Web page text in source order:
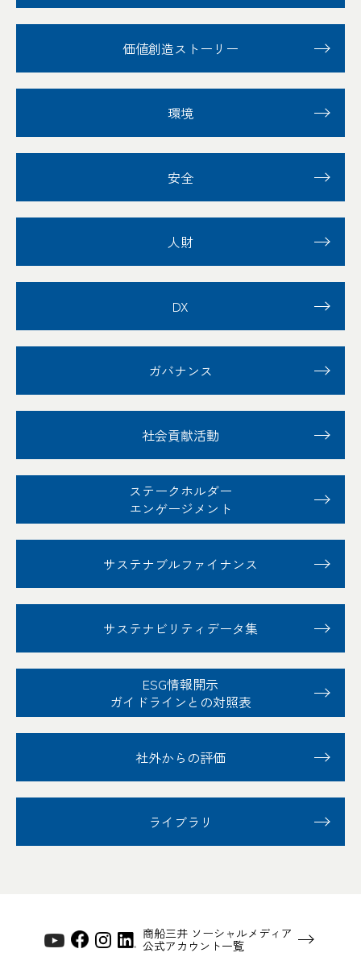
価値創造ストーリー
環境
安全
人財
DX
ガバナンス
社会貢献活動
ステークホルダー
エンゲージメント
サステナブルファイナンス
サステナビリティ データ集
ESG情報開示
ガイドラインとの対照表
社外からの評価
ライブラリ
商船三井 ソーシャルメディア
公式アカウント一覧